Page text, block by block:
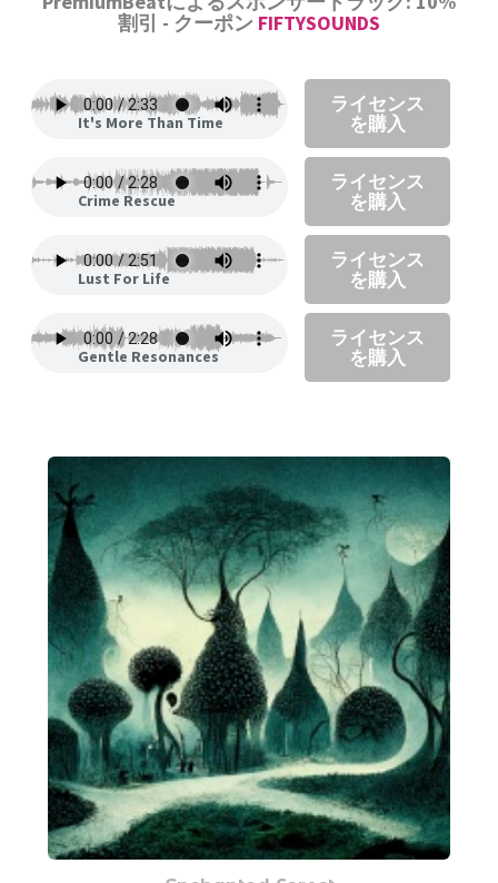
割引 - クーポン FIFTYSOUNDS
It's More Than Time
ライセンス
を購入
Crime Rescue
ライセンス
を購入
Lust For Life
ライセンス
を購入
Gentle Resonances
ライセンス
を購入